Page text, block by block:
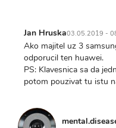
Jan Hruska03.05.2019 -
Ako majitel uz 3
odporucil ten huawei.
PS: Klavesnica sa da
potom pouzivat tu istu